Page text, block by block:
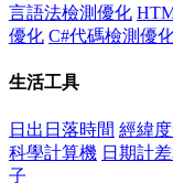
言語法檢測優化
優化 C#代碼檢測優
生活工具
日出日落時間 經緯
科學計算機 日期計
子